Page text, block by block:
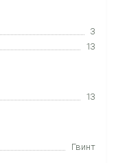
3
13
13
Гвинт